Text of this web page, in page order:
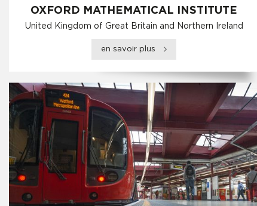
OXFORD MATHEMATICAL INSTITUTE
United Kingdom of Great Britain and Northern Ireland
en savoir plus